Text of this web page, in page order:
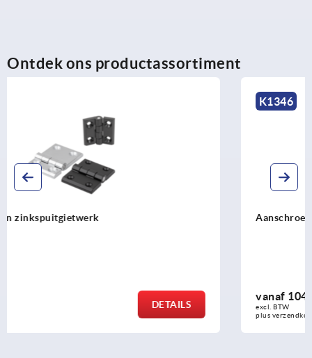
Ontdek ons productassortiment
Aanschroefscharnieren instelbaar van rvs
DETAILS